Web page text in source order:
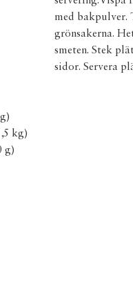
kg)
g)
med bakpulver.
grönsakerna.
smeten. Stek
sidor. Servera